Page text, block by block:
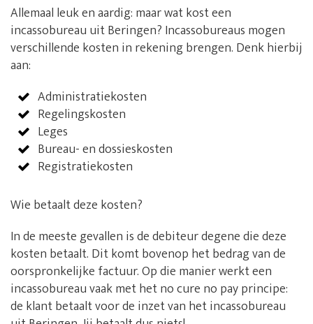
Allemaal leuk en aardig: maar wat kost een
incassobureau uit Beringen? Incassobureaus mogen
verschillende kosten in rekening brengen. Denk hierbij
aan:
Administratiekosten
Regelingskosten
Leges
Bureau- en dossieskosten
Registratiekosten
Wie betaalt deze kosten?
In de meeste gevallen is de debiteur degene die deze
kosten betaalt. Dit komt bovenop het bedrag van de
oorspronkelijke factuur. Op die manier werkt een
incassobureau vaak met het no cure no pay principe:
de klant betaalt voor de inzet van het incassobureau